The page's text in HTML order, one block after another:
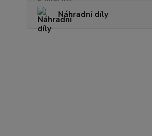
Náhradní díly